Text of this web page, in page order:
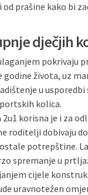
prašine kako bi
dječjih
pokrivaju
godine života, uz
u usporedbi
kolica.
korisna je i za
roditelji dobivaju
potrepštine.
spremanje u
cijele
uravnotežen